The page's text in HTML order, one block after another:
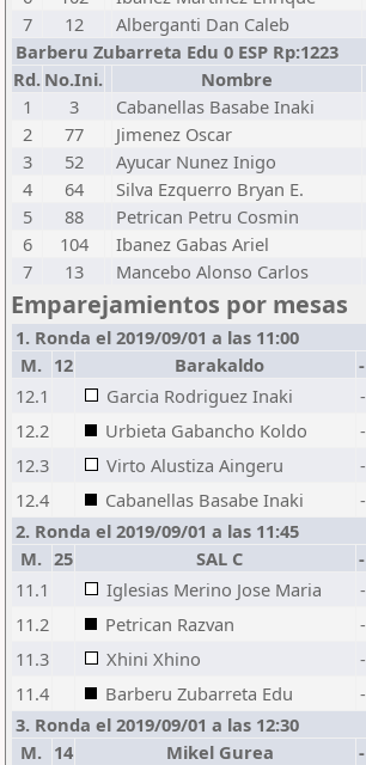
7
12 Alberganti Dan Caleb
Barberu Zubarreta Edu 0 ESP Rp:1223
Rd. No.Ini. Nombre
1
3 Cabanellas Basabe Inaki
2
77 Jimenez Oscar
3
52 Ayucar Nunez Inigo
4
64 Silva Ezquerro Bryan E.
5
88 Petrican Petru Cosmin
6
104 Ibanez Gabas Ariel
7
13 Mancebo Alonso Carlos
Emparejamientos por mesas
1. Ronda el 2019/09/01 a las 11:00
M. 12 Barakaldo -
12.1
Garcia Rodriguez Inaki -
12.2
Urbieta Gabancho Koldo -
12.3
Virto Alustiza Aingeru -
12.4
Cabanellas Basabe Inaki -
2. Ronda el 2019/09/01 a las 11:45
M. 25 SAL C -
11.1
Iglesias Merino Jose Maria -
11.2
Petrican Razvan -
11.3
Xhini Xhino -
11.4
Barberu Zubarreta Edu -
3. Ronda el 2019/09/01 a las 12:30
M. 14 Mikel Gurea -